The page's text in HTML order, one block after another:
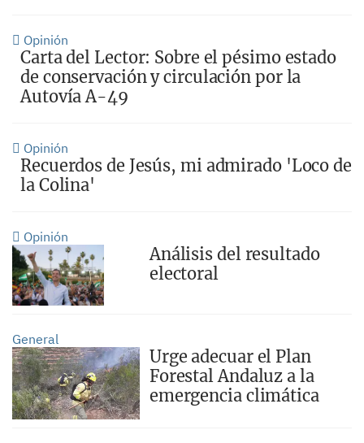
Opinión
Carta del Lector: Sobre el pésimo estado
de conservación y circulación por la
Autovía A-49
Opinión
Recuerdos de Jesús, mi admirado 'Loco de
la Colina'
Opinión
Análisis del resultado
electoral
General
Urge adecuar el Plan
Forestal Andaluz a la
emergencia climática